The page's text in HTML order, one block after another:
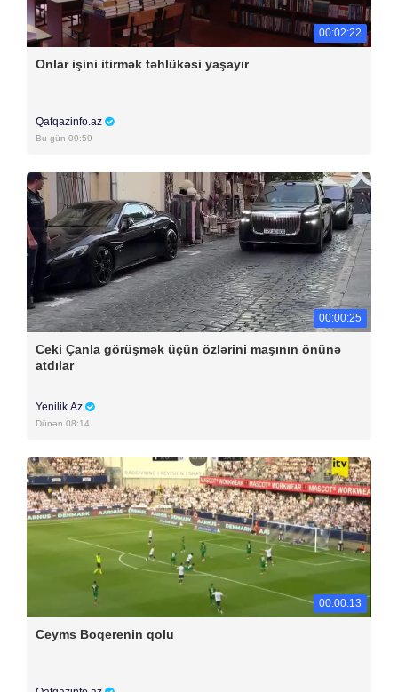
00:02:22
Onlar işini itirmək təhlükəsi yaşayır
Qafqazinfo.az
Bu gün 09:59
00:00:25
Ceki Çanla görüşmək üçün özlərini maşının önünə
atdılar
Yenilik.Az
Dünən 08:14
00:00:13
Ceyms Boqerenin qolu